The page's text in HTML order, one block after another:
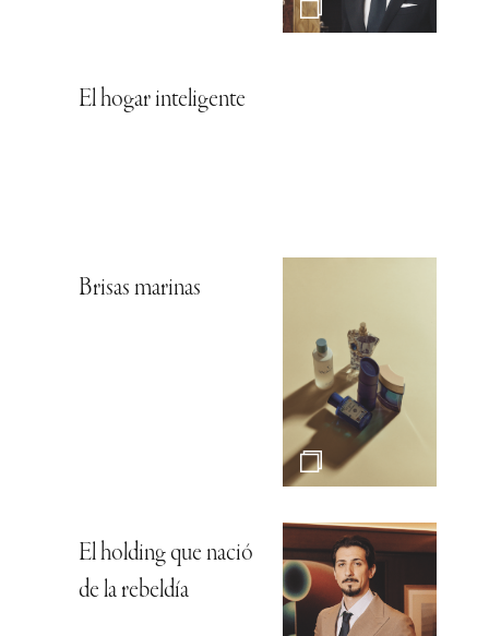
El hogar inteligente
Brisas marinas
El holding que nació
de la rebeldía